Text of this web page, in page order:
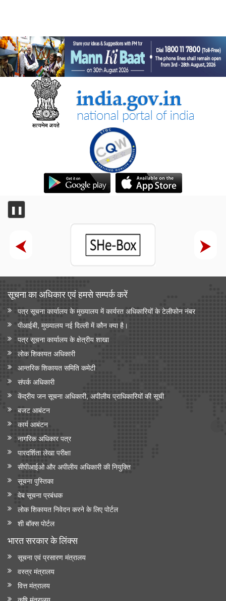
❚❚
सूचना का अधिकार एवं हमसे सम्‍पर्क करें
पत्र सूचना कार्यालय के मुख्यालय में कार्यरत अधिकारियों के टेलीफोन नंबर
पीआईबी, मुख्यालय नई दिल्ली में कौन क्या है।
पत्र सूचना कार्यालय के क्षेत्रीय शाखा
लोक शिकायत अधिकारी
आन्‍तरिक शिकायत समिति कमेटी
संपर्क अधिकारी
केंद्रीय जन सूचना अधिकारी, अपीलीय प्राधिकारियों की सूची
बजट आबंटन
कार्य आबंटन
नागरिक अधिकार पत्र
पारदर्शिता लेखा परीक्षा
सीपीआईओ और अपी‍लीय अधिकारी की नियुक्ति
सूचना पुस्तिका
वेब सूचना प्रबंधक
लोक शिकायत निवेदन करने के लिए पोर्टल
शी बॉक्स पोर्टल
भारत सरकार के लिंक्‍स
सूचना एवं प्रसारण मंत्रालय
वस्त्र मंत्रालय
वित्त मंत्रालय